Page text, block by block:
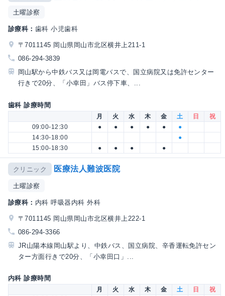
土曜診察
診療科： 歯科 小児歯科
〒7011145 岡山県岡山市北区横井上211-1
086-294-3839
岡山駅から中鉄バス又は岡電バスで、国立病院又は免許センター
行きで20分、「小幸田」バス停下車、...
歯科 診療時間
月 火 水 木 金 土 日
祝
09:00-12:30
● ● ● ● ●
●
14:30-18:00
●
15:00-18:30
● ● ● ●
クリニック 医療法人難波医院
土曜診察
診療科： 内科 呼吸器内科 外科
〒7011145 岡山県岡山市北区横井上222-1
086-294-3366
JR山陽本線岡山駅より、中鉄バス、国立病院、辛香運転免許セン
ター方面行きで20分、「小幸田口」...
内科 診療時間
月 火 水 木 金 土 日
祝